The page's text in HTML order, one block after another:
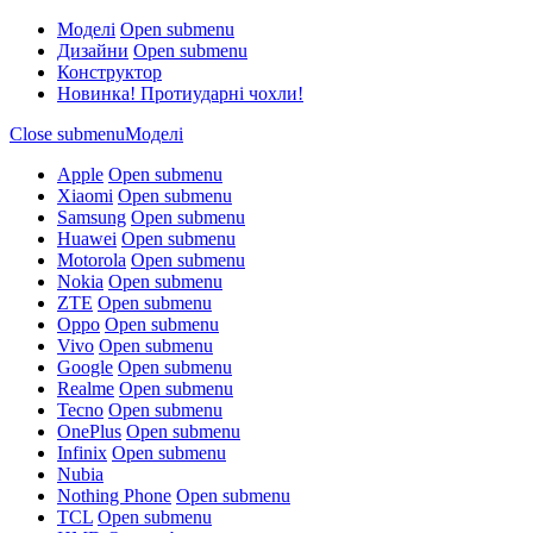
Моделі Open submenu
Дизайни Open submenu
Конструктор
Новинка! Протиударні чохли!
Close submenuМоделі
Apple Open submenu
Xiaomi Open submenu
Samsung Open submenu
Huawei Open submenu
Motorola Open submenu
Nokia Open submenu
ZTE Open submenu
Oppo Open submenu
Vivo Open submenu
Google Open submenu
Realme Open submenu
Tecno Open submenu
OnePlus Open submenu
Infinix Open submenu
Nubia
Nothing Phone Open submenu
TCL Open submenu